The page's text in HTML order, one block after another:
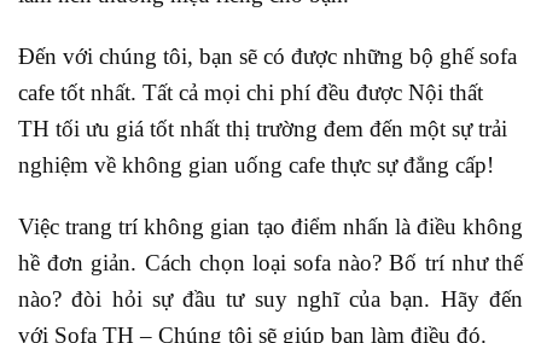
Đến với chúng tôi, bạn sẽ có được những bộ ghế sofa
cafe tốt nhất. Tất cả mọi chi phí đều được Nội thất
TH tối ưu giá tốt nhất thị trường đem đến một sự trải
nghiệm về không gian uống cafe thực sự đẳng cấp!
Việc trang trí không gian tạo điểm nhấn là điều không
hề đơn giản. Cách chọn loại sofa nào? Bố trí như thế
nào? đòi hỏi sự đầu tư suy nghĩ của bạn. Hãy đến
với Sofa TH – Chúng tôi sẽ giúp bạn làm điều đó.